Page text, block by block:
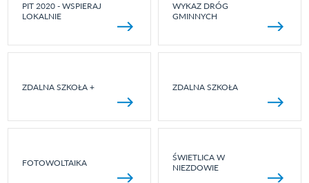
PIT 2020 - WSPIERAJ
LOKALNIE
WYKAZ DRÓG
GMINNYCH
ZDALNA SZKOŁA + ZDALNA SZKOŁA
FOTOWOLTAIKA
ŚWIETLICA W
NIEZDOWIE